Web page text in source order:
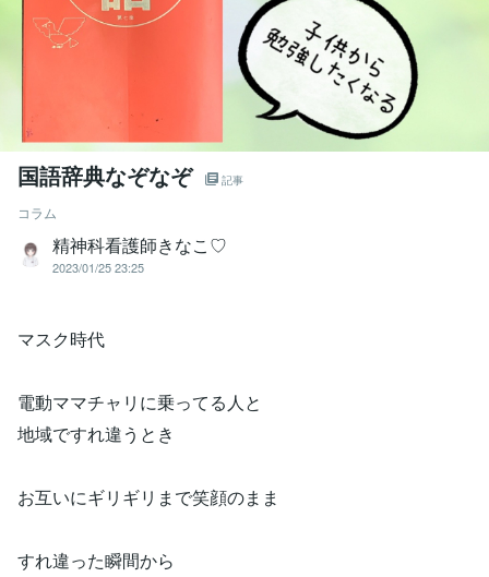
国語辞典なぞなぞ 記事
コラム
精神科看護師きなこ♡
2023/01/25 23:25
マスク時代
電動ママチャリに乗ってる人と
地域ですれ違うとき
お互いにギリギリまで笑顔のまま
すれ違った瞬間から